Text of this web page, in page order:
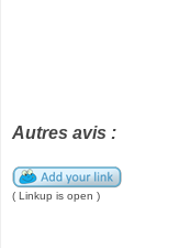
Autres avis :
( Linkup is open )